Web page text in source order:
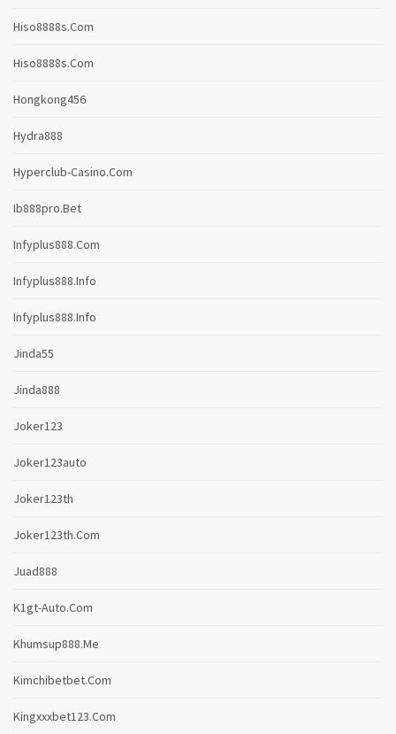
Hiso8888s.com
Hiso8888s.com
Hongkong456
Hydra888
Hyperclub-Casino.com
Ib888pro.bet
Infyplus888.com
Infyplus888.info
Infyplus888.info
Jinda55
Jinda888
Joker123
Joker123auto
Joker123th
Joker123th.com
Juad888
K1gt-Auto.com
Khumsup888.me
Kimchibetbet.com
Kingxxxbet123.com